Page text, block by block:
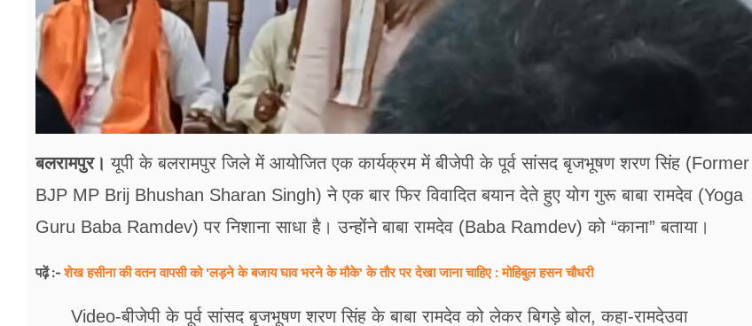
बलरामपुर। यूपी के बलरामपु​र जिले में आयोजित एक कार्यक्रम में बीजेपी के पूर्व सांसद बृजभूषण शरण सिंह (Former
BJP MP Brij Bhushan Sharan Singh) ने एक बार फिर विवादित बयान देते हुए योग गुरू बाबा रामदेव (Yoga
Guru Baba Ramdev) पर निशाना साधा है। उन्होंने बाबा रामदेव (Baba Ramdev) को “काना” बताया।
पढ़ें :-शेख हसीना की वतन वापसी को 'लड़ने के बजाय घाव भरने के मौके' के तौर पर देखा जाना चाहिए : मोहिबुल हसन चौधरी
Video-बीजेपी के पूर्व सांसद बृजभूषण शरण सिंह के बाबा रामदेव को लेकर बिगड़े बोल, कहा-रामदेउवा